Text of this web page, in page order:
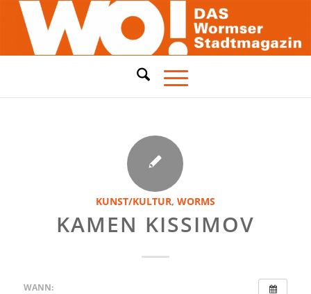
KUNST/KULTUR, WORMS
KAMEN KISSIMOV
WANN: